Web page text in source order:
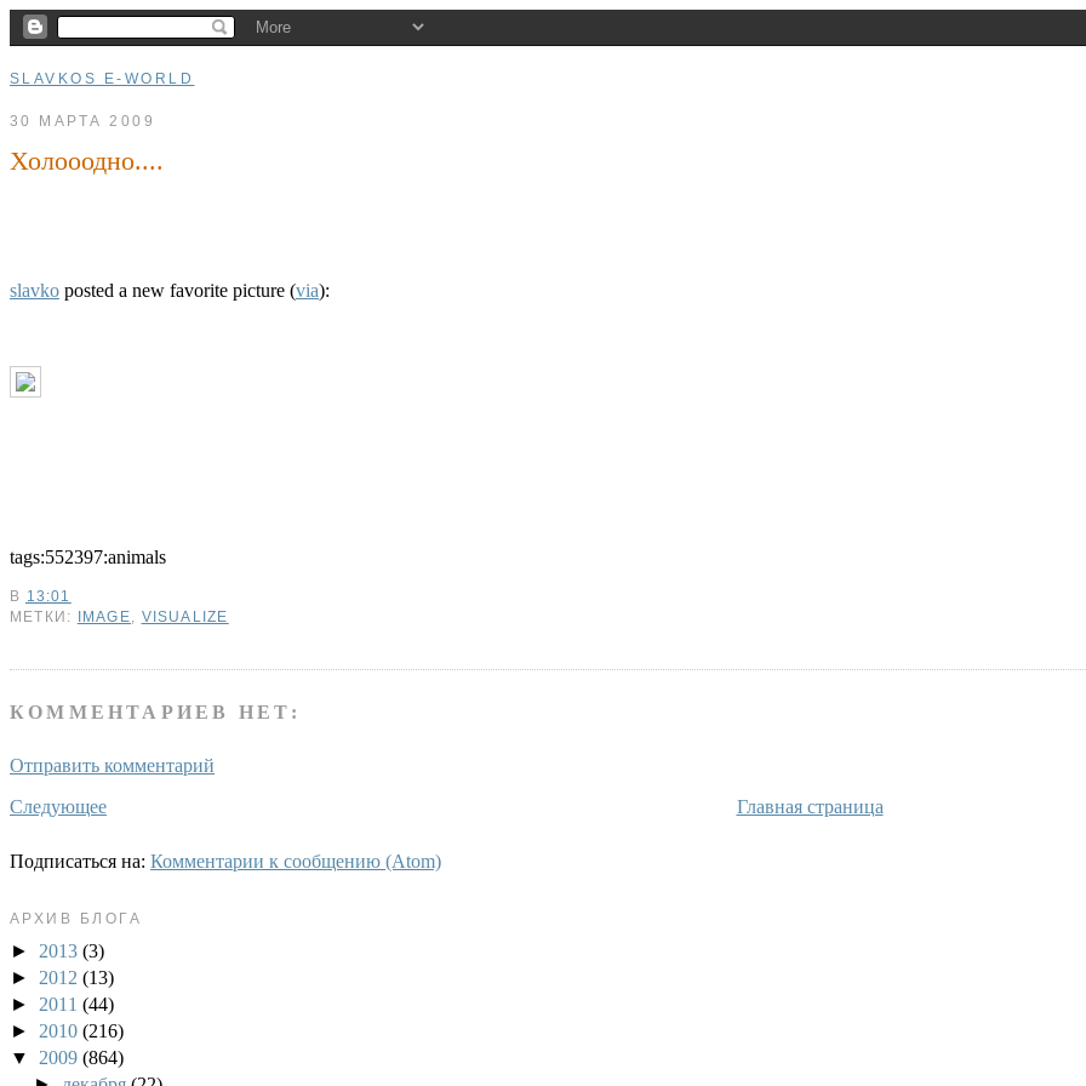
SLAVKOS E-WORLD
30 МАРТА 2009
Холооодно....
slavko posted a new favorite picture (via):
tags:552397:animals
В 13:01
МЕТКИ:
IMAGE, VISUALIZE
КОММЕНТАРИЕВ НЕТ:
Отправить комментарий
Следующее
Главная страница
Подписаться на: Комментарии к сообщению (Atom)
АРХИВ БЛОГА
► 2013 (3)
► 2012 (13)
► 2011 (44)
► 2010 (216)
▼ 2009 (864)